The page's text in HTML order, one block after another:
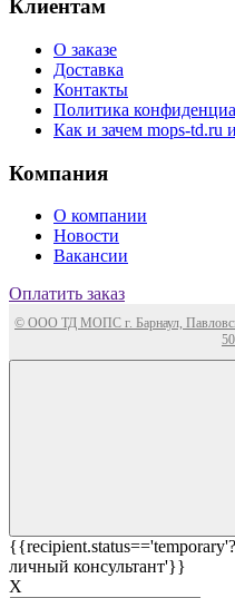
Клиентам
О заказе
Доставка
Контакты
Политика
Как и зачем mops-td.ru
Компания
О компании
Новости
Вакансии
Оплатить заказ
© ООО ТД МОПС г. Барнаул,
личный консультант'}}
Х